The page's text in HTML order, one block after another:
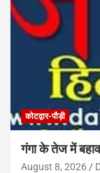
कोटद्वार-पौड़ी
गंगा के तेज में
August 8, 2026